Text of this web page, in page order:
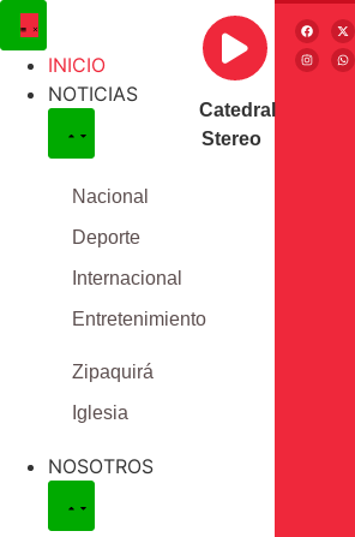
Catedral
Stereo
INICIO
NOTICIAS
Nacional
Deporte
Internacional
Entretenimiento
Zipaquirá
Iglesia
NOSOTROS